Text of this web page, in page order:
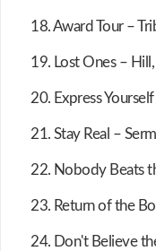
18. Award Tour –
19. Lost Ones –
20. Express
21. Stay Real –
22. Nobody Beats
23. Return of the
24. Don't Believe